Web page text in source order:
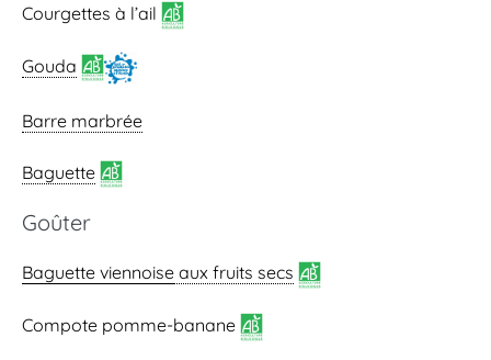
Courgettes à l’ail
Gouda
Barre marbrée
Baguette
Goûter
Baguette viennoise aux fruits secs
Compote pomme-banane